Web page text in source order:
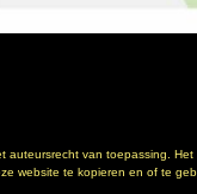
auteursrecht van toepassing.
website te kopieren en of te